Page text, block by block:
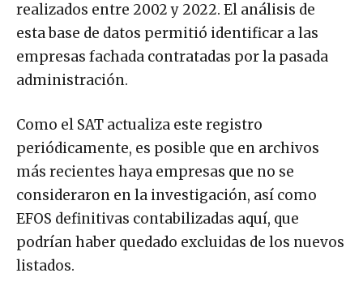
realizados entre 2002 y 2022. El análisis de
esta base de datos permitió identificar a las
empresas fachada contratadas por la pasada
administración.
Como el SAT actualiza este registro
periódicamente, es posible que en archivos
más recientes haya empresas que no se
consideraron en la investigación, así como
EFOS definitivas contabilizadas aquí, que
podrían haber quedado excluidas de los nuevos
listados.